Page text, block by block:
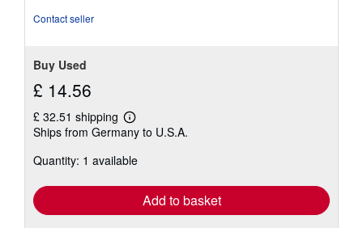
Contact seller
Buy Used
£ 14.56
£ 32.51 shipping
Learn
more
shipping
Ships from Germany to U.S.A.
Quantity: 1 available
Add to basket